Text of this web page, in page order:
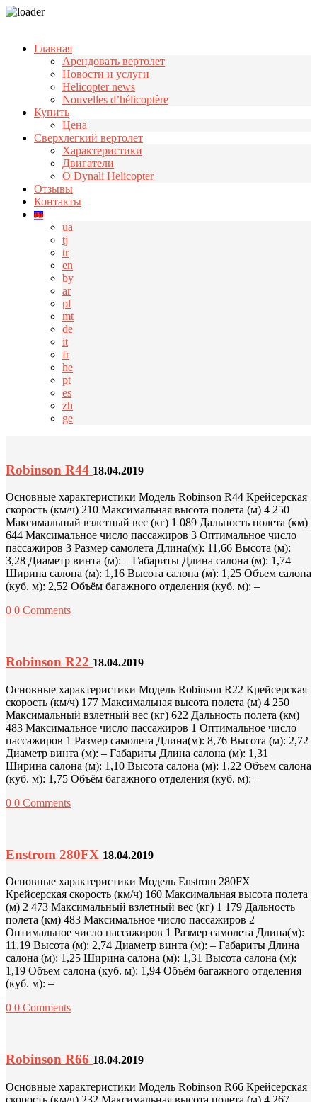
Главная
Арендовать вертолет
Новости и услуги
Helicopter news
Nouvelles d’hélicoptère
Купить
Цена
Cверхлегкий вертолет
Характеристики
Двигатели
О Dynali Helicopter
Отзывы
Контакты
ru
ua
tj
tr
en
by
ar
pl
mt
de
it
fr
he
pt
es
zh
ge
Robinson R44 18.04.2019
Основные характеристики Модель Robinson R44 Крейсерская
скорость (км/ч) 210 Максимальная высота полета (м) 4 250
Максимальный взлетный вес (кг) 1 089 Дальность полета (км)
644 Максимальное число пассажиров 3 Оптимальное число
пассажиров 3 Размер самолета Длина(м): 11,66 Высота (м):
3,28 Диаметр винта (м): – Габариты Длина салона (м): 1,74
Ширина салона (м): 1,16 Высота салона (м): 1,25 Объем салона
(куб. м): 2,52 Объём багажного отделения (куб. м): –
0 0 Comments
Robinson R22 18.04.2019
Основные характеристики Модель Robinson R22 Крейсерская
скорость (км/ч) 177 Максимальная высота полета (м) 4 250
Максимальный взлетный вес (кг) 622 Дальность полета (км)
483 Максимальное число пассажиров 1 Оптимальное число
пассажиров 1 Размер самолета Длина(м): 8,76 Высота (м): 2,72
Диаметр винта (м): – Габариты Длина салона (м): 1,31
Ширина салона (м): 1,10 Высота салона (м): 1,22 Объем салона
(куб. м): 1,75 Объём багажного отделения (куб. м): –
0 0 Comments
Enstrom 280FX 18.04.2019
Основные характеристики Модель Enstrom 280FX
Крейсерская скорость (км/ч) 160 Максимальная высота полета
(м) 2 473 Максимальный взлетный вес (кг) 1 179 Дальность
полета (км) 483 Максимальное число пассажиров 2
Оптимальное число пассажиров 1 Размер самолета Длина(м):
11,19 Высота (м): 2,74 Диаметр винта (м): – Габариты Длина
салона (м): 1,25 Ширина салона (м): 1,31 Высота салона (м):
1,19 Объем салона (куб. м): 1,94 Объём багажного отделения
(куб. м): –
0 0 Comments
Robinson R66 18.04.2019
Основные характеристики Модель Robinson R66 Крейсерская
скорость (км/ч) 232 Максимальная высота полета (м) 4 267